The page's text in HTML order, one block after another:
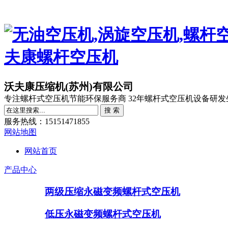
沃夫康压缩机(苏州)有限公司
专注螺杆式空压机节能环保服务商 32年螺杆式空压机设备研
服务热线：15151471855
网站地图
网站首页
产品中心
两级压缩永磁变频螺杆式空压机
低压永磁变频螺杆式空压机